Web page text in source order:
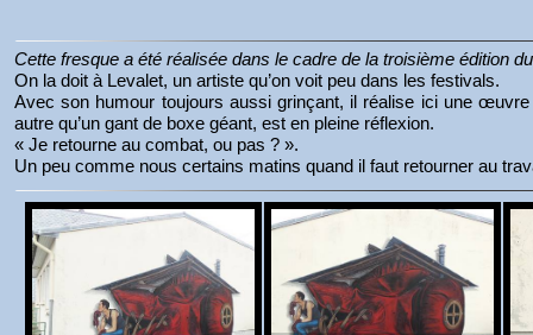
Cette fresque a été réalisée dans le cadre de la troisième édition
On la doit à Levalet, un artiste qu’on voit peu dans les festivals.
Avec son humour toujours aussi grinçant, il réalise ici une
autre qu’un gant de boxe géant, est en pleine réflexion.
« Je retourne au combat, ou pas ? ».
Un peu comme nous certains matins quand il faut retourner au